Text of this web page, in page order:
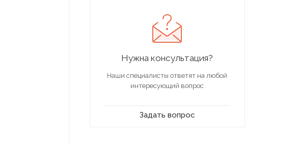
Нужна консультация?
Наши специалисты ответят на любой
интересующий вопрос
Задать вопрос